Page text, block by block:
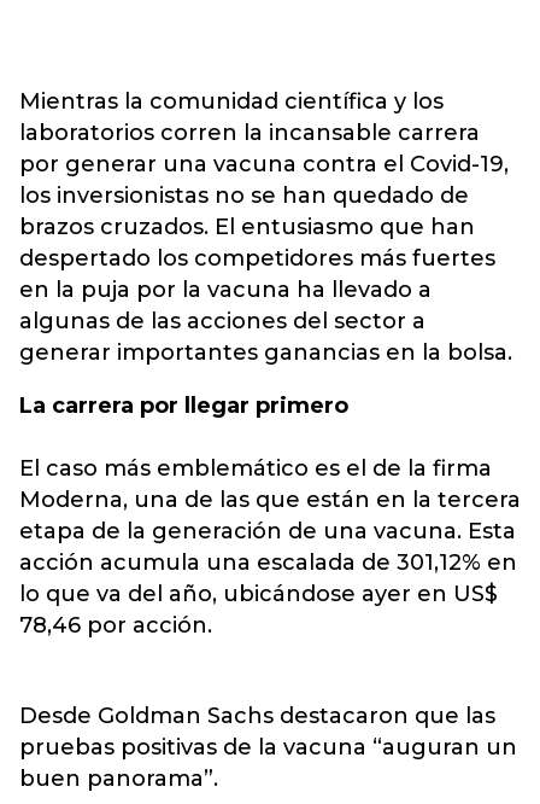
Mientras la comunidad científica y los
laboratorios corren la incansable carrera
por generar una vacuna contra el Covid-19,
los inversionistas no se han quedado de
brazos cruzados. El entusiasmo que han
despertado los competidores más fuertes
en la puja por la vacuna ha llevado a
algunas de las acciones del sector a
generar importantes ganancias en la bolsa.
La carrera por llegar primero
El caso más emblemático es el de la firma
Moderna, una de las que están en la tercera
etapa de la generación de una vacuna. Esta
acción acumula una escalada de 301,12% en
lo que va del año, ubicándose ayer en US$
78,46 por acción.
Desde Goldman Sachs destacaron que las
pruebas positivas de la vacuna “auguran un
buen panorama”.